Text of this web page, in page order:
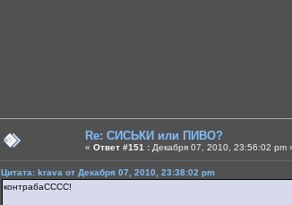
Re: СИСЬКИ или ПИВО?
« Ответ #151 : Декабря 07, 2010, 23:56:02 pm
Цитата: krava от Декабря 07, 2010, 23:38:02 pm
контрабаСССС!